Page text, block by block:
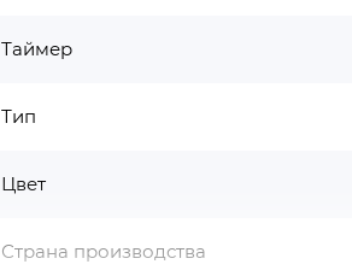
Таймер
Тип
Цвет
Страна производства